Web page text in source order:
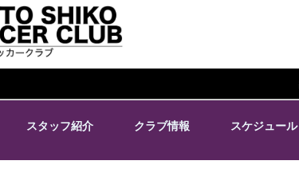
スタッフ紹介 クラブ情報 スケジュール